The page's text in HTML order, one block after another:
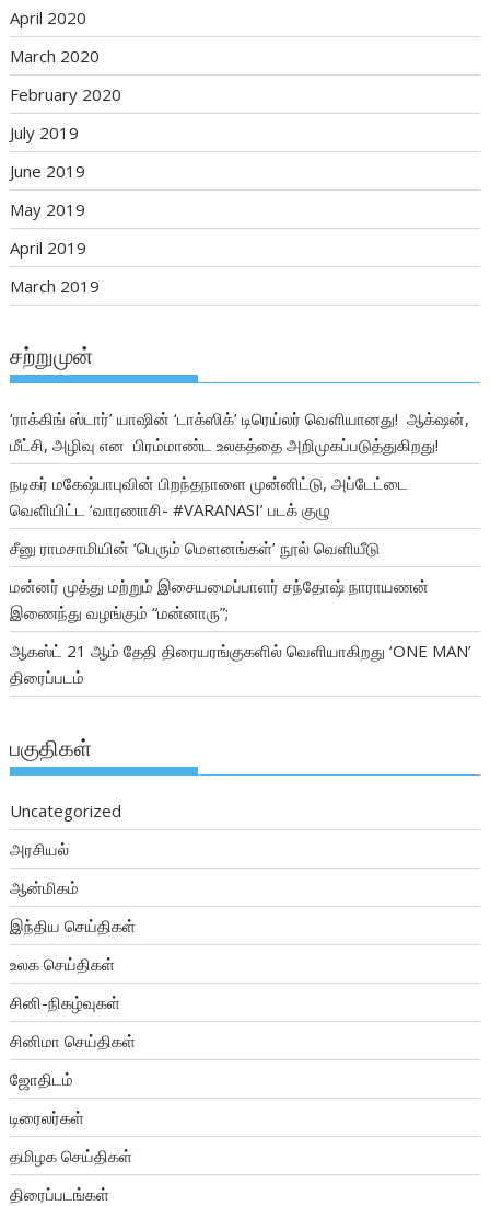
April 2020
March 2020
February 2020
July 2019
June 2019
May 2019
April 2019
March 2019
சற்றுமுன்
‘ராக்கிங் ஸ்டார்’ யாஷின் ‘டாக்ஸிக்’ டிரெய்லர் வெளியானது! ஆக்‌ஷன்,
மீட்சி, அழிவு என பிரம்மாண்ட உலகத்தை அறிமுகப்படுத்துகிறது!
நடிகர் மகேஷ்பாபுவின் பிறந்தநாளை முன்னிட்டு, அப்டேட்டை
வெளியிட்ட ‘வாரணாசி- #VARANASI’ படக் குழு
சீனு ராமசாமியின் ‘பெரும் மௌனங்கள்’ நூல் வெளியீடு
மன்னர் முத்து மற்றும் இசையமைப்பாளர் சந்தோஷ் நாராயணன்
இணைந்து வழங்கும் “மன்னாரு”;
ஆகஸ்ட் 21 ஆம் தேதி திரையரங்குகளில் வெளியாகிறது ‘ONE MAN’
திரைப்படம்
பகுதிகள்
Uncategorized
அரசியல்
ஆன்மிகம்
இந்திய செய்திகள்
உலக செய்திகள்
சினி-நிகழ்வுகள்
சினிமா செய்திகள்
ஜோதிடம்
டிரைலர்கள்
தமிழக செய்திகள்
திரைப்படங்கள்